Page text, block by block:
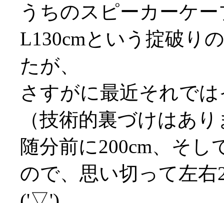
うちのスピーカーケ
L130cmという掟破り
たが、
さすがに最近それで
（技術的裏づけはあ
随分前に200cm、そし
ので、思い切って左